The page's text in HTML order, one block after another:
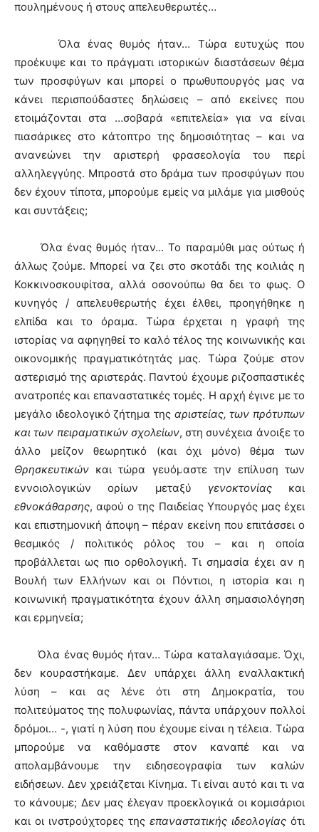
πουλημένους ή στους απελευθερωτές…
Όλα ένας θυμός ήταν… Τώρα ευτυχώς που
προέκυψε και το πράγματι ιστορικών διαστάσεων θέμα
των προσφύγων και μπορεί ο πρωθυπουργός μας να
κάνει περισπούδαστες δηλώσεις – από εκείνες που
ετοιμάζονται στα …σοβαρά «επιτελεία» για να είναι
πιασάρικες στο κάτοπτρο της δημοσιότητας – και να
ανανεώνει την αριστερή φρασεολογία του περί
αλληλεγγύης. Μπροστά στο δράμα των προσφύγων που
δεν έχουν τίποτα, μπορούμε εμείς να μιλάμε για μισθούς
και συντάξεις;
Όλα ένας θυμός ήταν… Το παραμύθι μας ούτως ή
άλλως ζούμε. Μπορεί να ζει στο σκοτάδι της κοιλιάς η
Κοκκινοσκουφίτσα, αλλά οσονούπω θα δει το φως. Ο
κυνηγός / απελευθερωτής έχει έλθει, προηγήθηκε η
ελπίδα και το όραμα. Τώρα έρχεται η γραφή της
ιστορίας να αφηγηθεί το καλό τέλος της κοινωνικής και
οικονομικής πραγματικότητάς μας. Τώρα ζούμε στον
αστερισμό της αριστεράς. Παντού έχουμε ριζοσπαστικές
ανατροπές και επαναστατικές τομές. Η αρχή έγινε με το
μεγάλο ιδεολογικό ζήτημα της αριστείας, των πρότυπων
και των πειραματικών σχολείων, στη συνέχεια άνοιξε το
άλλο μείζον θεωρητικό (και όχι μόνο) θέμα των
Θρησκευτικών και τώρα γευόμαστε την επίλυση των
εννοιολογικών ορίων μεταξύ γενοκτονίαςκαι
εθνοκάθαρσης, αφού ο της Παιδείας Υπουργός μας έχει
και επιστημονική άποψη – πέραν εκείνη που επιτάσσει ο
θεσμικός / πολιτικός ρόλος του – και η οποία
προβάλλεται ως πιο ορθολογική. Τι σημασία έχει αν η
Βουλή των Ελλήνων και οι Πόντιοι, η ιστορία και η
κοινωνική πραγματικότητα έχουν άλλη σημασιολόγηση
και ερμηνεία;
Όλα ένας θυμός ήταν… Τώρα καταλαγιάσαμε. Όχι,
δεν κουραστήκαμε. Δεν υπάρχει άλλη εναλλακτική
λύση – και ας λένε ότι στη Δημοκρατία, του
πολιτεύματος της πολυφωνίας, πάντα υπάρχουν πολλοί
δρόμοι… -, γιατί η λύση που έχουμε είναι η τέλεια. Τώρα
μπορούμε να καθόμαστε στον καναπέ και να
απολαμβάνουμε την ειδησεογραφία των καλών
ειδήσεων. Δεν χρειάζεται Κίνημα. Τι είναι αυτό και τι να
το κάνουμε; Δεν μας έλεγαν προεκλογικά οι κομισάριοι
και οι ινστρούχτορες της επαναστατικής ιδεολογίας ότι